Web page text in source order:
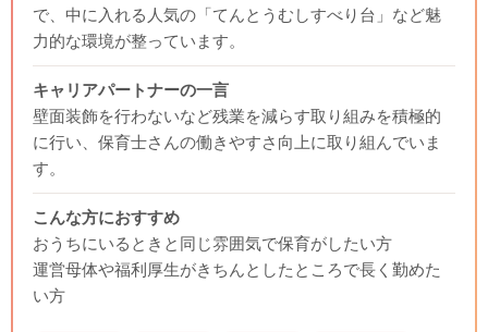
で、中に入れる人気の「てんとうむしすべり台」など魅
力的な環境が整っています。
キャリアパートナーの一言
壁面装飾を行わないなど残業を減らす取り組みを積極的
に行い、保育士さんの働きやすさ向上に取り組んでいま
す。
こんな方におすすめ
おうちにいるときと同じ雰囲気で保育がしたい方
運営母体や福利厚生がきちんとしたところで長く勤めた
い方